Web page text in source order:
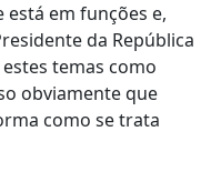
em funções e,
da República
temas como
obviamente que
como se trata